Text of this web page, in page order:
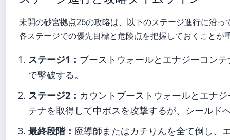
未開の砂宮拠点26の攻略は、以下のステージ進行に沿っ
各ステージでの優先目標と危険点を把握しておくことが
ステージ1： ブーストウォールとエナジーコン
で撃破する。
ステージ2： カウントブーストウォールとエナ
テナを取得して中ボスを攻撃するが、シールド
最終段階： 魔導師またはカチりんを全て倒し、